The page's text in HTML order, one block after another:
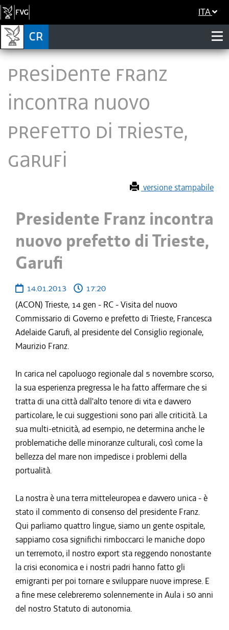
ITA
Presidente Franz
incontra nuovo
prefetto di Trieste,
Garufi
versione stampabile
Presidente Franz incontra
nuovo prefetto di Trieste,
Garufi
14.01.2013
17:20
(ACON) Trieste, 14 gen - RC - Visita del nuovo
Commissario di Governo e prefetto di Trieste, Francesca
Adelaide Garufi, al presidente del Consiglio regionale,
Maurizio Franz.
In carica nel capoluogo regionale dal 5 novembre scorso,
la sua esperienza pregressa le ha fatto affermare che si
tratta di una città dall'alto tenore di vita e davvero
particolare, le cui suggestioni sono pari alle criticità. La
sua multi-etnicità, ad esempio, ne determina anche le
problematiche delle minoranze culturali, così come la
bellezza del mare non impedisce i problemi della
portualità.
La nostra è una terra mitteleuropea e davvero unica - è
stato il commento di consenso del presidente Franz.
Qui parliamo quattro lingue, siamo un gente ospitale,
sappiamo cosa significhi rimboccarci le maniche dopo
un terremoto, il nostro export sta reggendo nonostante
la crisi economica e i nostri padri hanno fatto gli
emigranti per poi tornare e sviluppare nuove imprese. E
a fine mese celebreremo solennemente in Aula i 50 anni
del nostro Statuto di autonomia.